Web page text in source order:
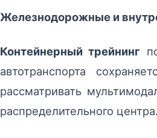
Железнодорожные и
Контейнерный трейнинг
автотранспорта
рассматривать
распределительного центра.